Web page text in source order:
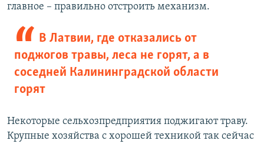
главное – правильно отстроить механизм.
В Латвии, где отказались от
поджогов травы, леса не горят, а в
соседней Калининградской области
горят
Некоторые сельхозпредприятия поджигают траву.
Крупные хозяйства с хорошей техникой так сейчас